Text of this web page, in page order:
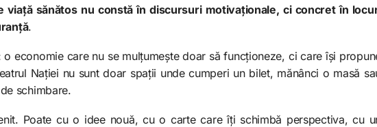
viață sănătos nu constă în discursuri motivaționale, ci concret în
.
economie care nu se mulțumește doar să funcționeze, ci care își
Nației nu sunt doar spații unde cumperi un bilet, mănânci o masă
schimbare.
Poate cu o idee nouă, cu o carte care îți schimbă perspectiva, cu